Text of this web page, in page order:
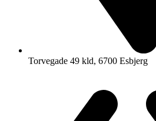
Torvegade 49 kld, 6700 Esbjerg